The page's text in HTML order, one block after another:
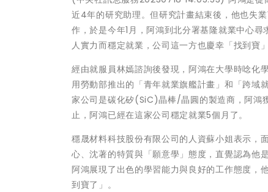
近4年的研究助理。但研究計畫結束後，他也失
作，於是今年1月，阿鴻到北分署基隆就業中心
人實力而穩定就業，公司這一方也慶幸「找到寶」
經由就服員林嫣諮詢後發現，阿鴻在大學時唸化
用勞動部推出的「青年就業旗艦計畫」和「跨域
家公司是碳化矽(SiC)晶棒/晶圓的製造商，阿鴻
止，阿鴻已經在這家公司穩定就業5個月了。
穩晟材料科技股份有限公司的人資蘇小姐表示，
心、沈著的特質與「願意學」態度，直覺認為他
阿鴻展現了出色的學習能力與良好的工作態度，
到寶了」。